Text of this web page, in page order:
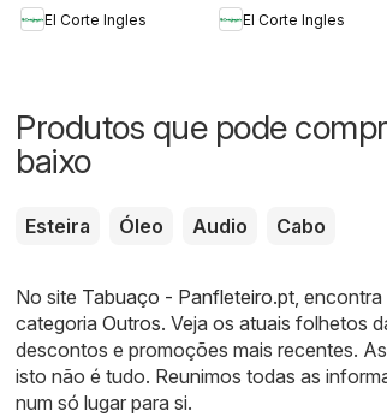
El Corte Ingles
El Corte Ingles
Produtos que pode
baixo
Esteira Óleo Audio Cabo
No site Tabuaço - Panfleteiro.pt,
categoria Outros. Veja os atuais folhetos
descontos e promoções mais recentes.
isto não é tudo. Reunimos todas as
num só lugar para si.